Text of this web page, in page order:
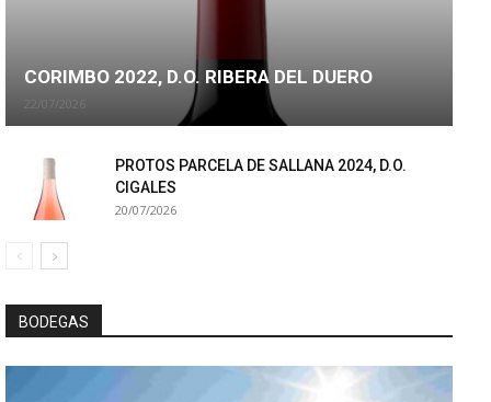
CORIMBO 2022, D.O. RIBERA DEL DUERO
22/07/2026
PROTOS PARCELA DE SALLANA 2024, D.O.
CIGALES
20/07/2026
BODEGAS